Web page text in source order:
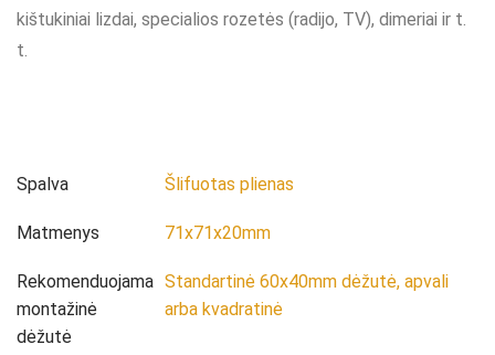
kištukiniai lizdai, specialios rozetės (radijo, TV), dimeriai ir t.
t.
Spalva Šlifuotas plienas
Matmenys 71x71x20mm
Rekomenduojama
montažinė
dėžutė
Standartinė 60x40mm dėžutė, apvali
arba kvadratinė